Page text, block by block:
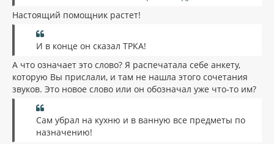
Настоящий помощник растет!
И в конце он сказал ТРКА!
А что означает это слово? Я распечатала себе анкету,
которую Вы прислали, и там не нашла этого сочетания
звуков. Это новое слово или он обозначал уже что-то им?
Сам убрал на кухню и в ванную все предметы по
назначению!